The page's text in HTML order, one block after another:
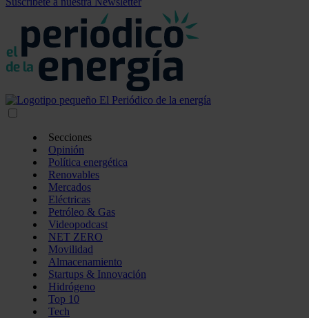
Secciones
Opinión
Política energética
Renovables
Mercados
Eléctricas
Petróleo & Gas
Videopodcast
NET ZERO
Movilidad
Almacenamiento
Startups & Innovación
Hidrógeno
Top 10
Tech